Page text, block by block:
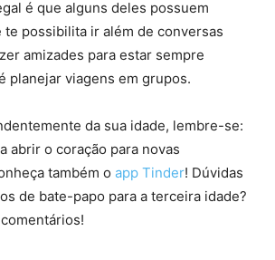
é que alguns deles possuem
te possibilita ir além de conversas
amizades para estar sempre
planejar viagens em grupos.
da sua idade, lembre-se:
abrir o coração para novas
também o app Tinder! Dúvidas
de bate-papo para a terceira idade?